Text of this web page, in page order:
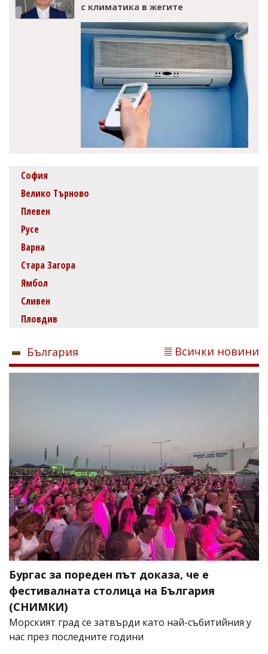
с климатика в жегите
София
Велико Търново
Плевен
Русе
Варна
Стара Загора
Ямбол
Сливен
Пловдив
България Всички новини
Бургас за пореден път доказа, че е
фестивалната столица на България
(СНИМКИ)
Морският град се затвърди като най-събитийния у
нас през последните години